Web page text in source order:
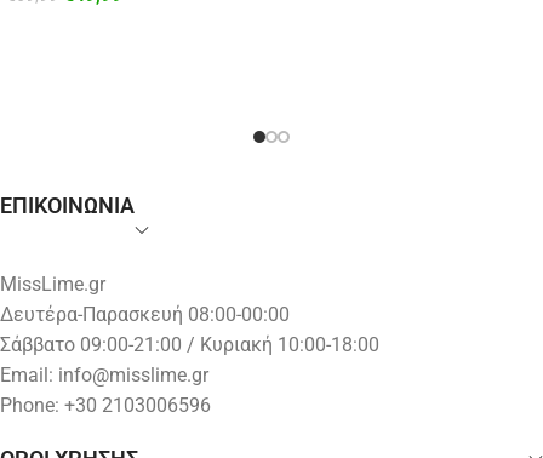
ΕΠΙΚΟΙΝΩΝΙΑ
MissLime.gr
Δευτέρα-Παρασκευή 08:00-00:00
Σάββατο 09:00-21:00 / Κυριακή 10:00-18:00
Email: info@misslime.gr
Phone: +30 2103006596